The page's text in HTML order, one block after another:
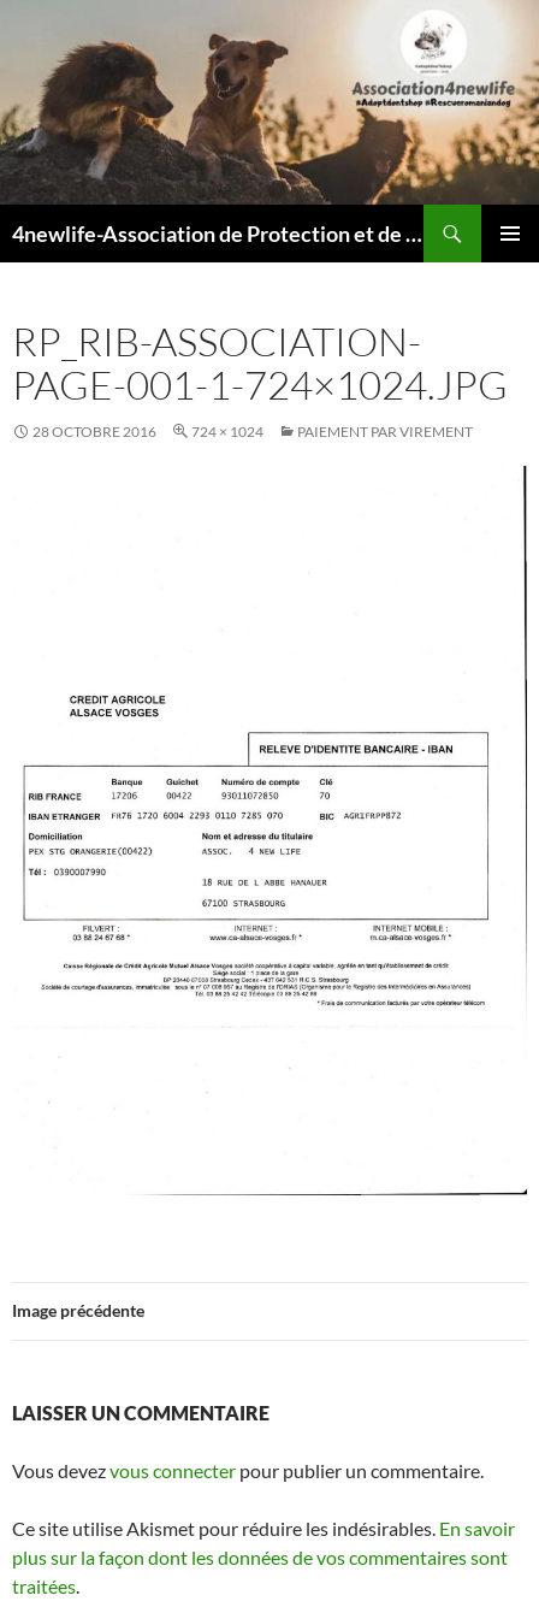
4newlife-Association de Protection et de défense animale. Loi de 1908
RP_RIB-ASSOCIATION-
PAGE-001-1-724×1024.JPG
28 OCTOBRE 2016 724 × 1024 PAIEMENT PAR VIREMENT
Image précédente
LAISSER UN COMMENTAIRE
Vous devezvous connecter pour publier un commentaire.
Ce site utilise Akismet pour réduire les indésirables. En savoir
plus sur la façon dont les données de vos commentaires sont
traitées